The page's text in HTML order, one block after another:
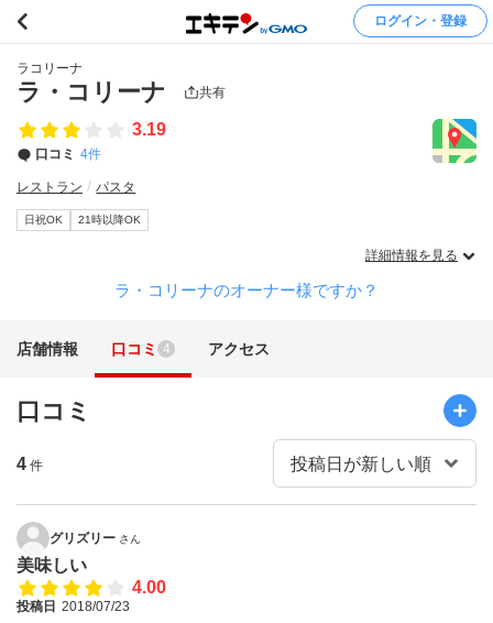
ログイン・登録
ラコリーナ
ラ・コリーナ 共有
3.19
口コミ 4件
レストラン パスタ
日祝OK 21時以降OK
詳細情報を見る
ラ・コリーナのオーナー様ですか？
店舗情報 口コミ 4 アクセス
口コミ
4 件
グリズリー さん
美味しい
4.00
投稿日 2018/07/23